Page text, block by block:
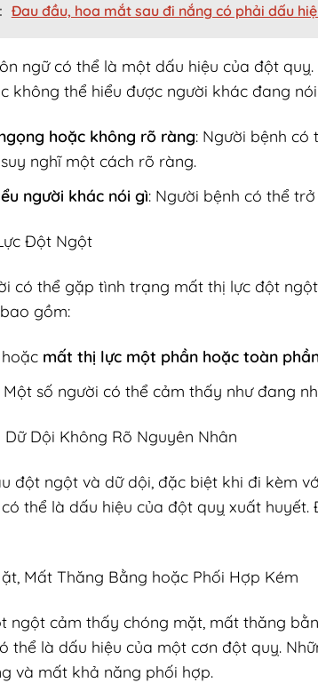
Đau đầu, hoa mắt sau đi nắng có phải dấu
ngữ có thể là một dấu hiệu của đột
không thể hiểu được người khác đang
hoặc không rõ ràng: Người bệnh
nghĩ một cách rõ ràng.
người khác nói gì: Người bệnh có thể
Đột Ngột
có thể gặp tình trạng mất thị lực đột
gồm:
hoặc mất thị lực một phần hoặc toàn
Một số người có thể cảm thấy như đang
Dội Không Rõ Nguyên Nhân
đột ngột và dữ dội, đặc biệt khi đi kèm
thể là dấu hiệu của đột quỵ xuất
Mất Thăng Bằng hoặc Phối Hợp Kém
ngột cảm thấy chóng mặt, mất thăng
thể là dấu hiệu của một cơn đột quỵ.
và mất khả năng phối hợp.